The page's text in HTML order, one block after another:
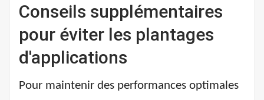
Conseils supplémentaires
pour éviter les plantages
d'applications
Pour maintenir des performances optimales